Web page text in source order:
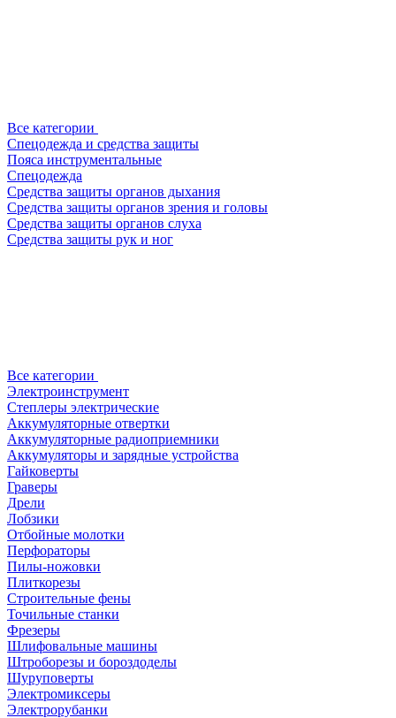
Все категории
Спецодежда и средства защиты
Пояса инструментальные
Спецодежда
Средства защиты органов дыхания
Средства защиты органов зрения и головы
Средства защиты органов слуха
Средства защиты рук и ног
Все категории
Электроинструмент
Степлеры электрические
Аккумуляторные отвертки
Аккумуляторные радиоприемники
Аккумуляторы и зарядные устройства
Гайковерты
Граверы
Дрели
Лобзики
Отбойные молотки
Перфораторы
Пилы-ножовки
Плиткорезы
Строительные фены
Точильные станки
Фрезеры
Шлифовальные машины
Штроборезы и бороздоделы
Шуруповерты
Электромиксеры
Электрорубанки